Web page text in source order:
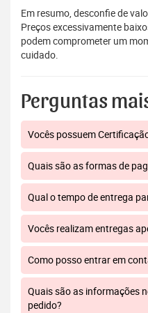
Em resumo, desconfie de
Preços excessivamente
podem comprometer um
cuidado.
Perguntas
Vocês possuem
Quais são as formas de
Qual o tempo de entrega
Vocês realizam entregas
Como posso entrar em
Quais são as informações
pedido?